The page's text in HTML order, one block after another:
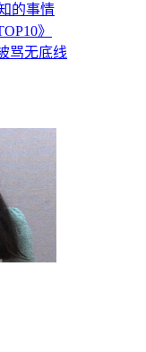
的事情
》
骂无底线